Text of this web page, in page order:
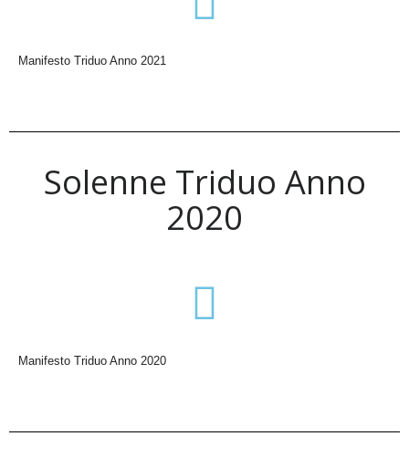
Manifesto Triduo Anno 2021
Solenne Triduo Anno
2020
Manifesto Triduo Anno 2020